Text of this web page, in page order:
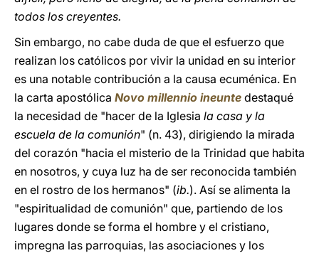
todos los creyentes.
Sin embargo, no cabe duda de que el esfuerzo que
realizan los católicos por vivir la unidad en su interior
es una notable contribución a la causa ecuménica. En
la carta apostólica Novo millennio ineunte destaqué
la necesidad de "hacer de la Iglesia la casa y la
escuela de la comunión" (n. 43), dirigiendo la mirada
del corazón "hacia el misterio de la Trinidad que habita
en nosotros, y cuya luz ha de ser reconocida también
en el rostro de los hermanos" (ib.). Así se alimenta la
"espiritualidad de comunión" que, partiendo de los
lugares donde se forma el hombre y el cristiano,
impregna las parroquias, las asociaciones y los